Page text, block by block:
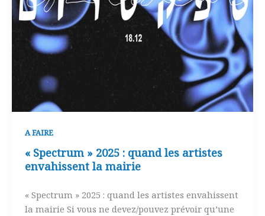
A FAIRE
« Spectrum » 2025 : quand les artistes
envahissent la mairie
« Spectrum » 2025 : quand les artistes envahissent
la mairie Si vous ne devez/pouvez prévoir qu’une